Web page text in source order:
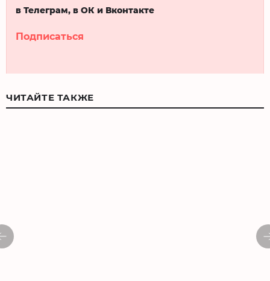
в Телеграм, в ОК и Вконтакте
Подписаться
ЧИТАЙТЕ ТАКЖЕ